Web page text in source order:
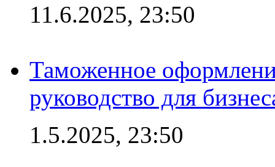
11.6.2025, 23:50
Таможенное
руководство для
1.5.2025, 23:50